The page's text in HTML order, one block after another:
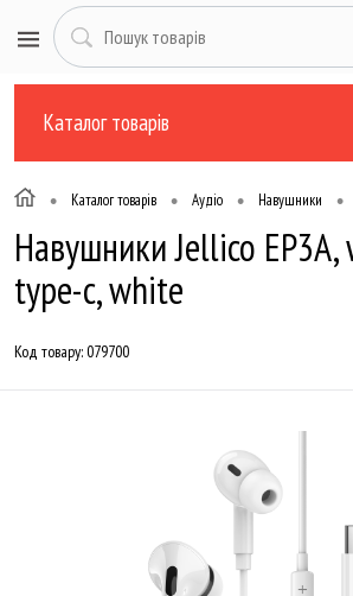
Каталог товарів
• Каталог товарів • Аудіо • Навушники •
Навушники Jellico
type-c, white
Код товару:079700